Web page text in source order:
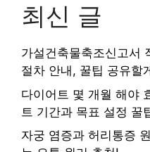
최신 글
가설건축물축조신고서
절차 안내, 꿀팁 공유할
다이어트 몇 개월 해야
트 기간과 목표 설정 꿀
자궁 염증과 허리통증